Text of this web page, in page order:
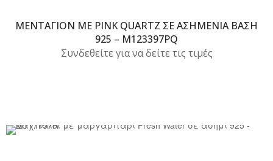
ΜΕΝΤΑΓΙΌΝ ΜΕ PINK QUARTZ ΣΕ ΑΣΗΜΈΝΙΑ ΒΆΣΗ
925 – M123397PQ
Συνδεθείτε για να δείτε τις τιμές